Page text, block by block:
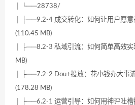
│ └──28738/
│ ├──9.2-4 成交转化：如何让用户愿意
(110.45 MB)
│ ├──8.2-3 私域引流：如何简单高效实
MB)
│ ├──7.2-2 Dou+投放：花小钱办大事
(178.28 MB)
│ ├──6.2-1 运营引导：如何用神评吐